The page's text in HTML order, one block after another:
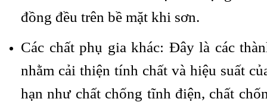
đồng đều trên bề mặt khi sơn.
Các chất phụ gia khác: Đây là các
nhằm cải thiện tính chất và hiệu suất
hạn như chất chống tĩnh điện, chất